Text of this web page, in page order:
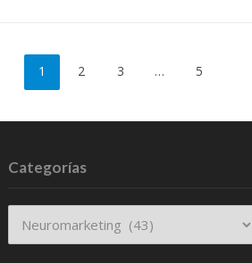
1 2 3 … 5
Categorías